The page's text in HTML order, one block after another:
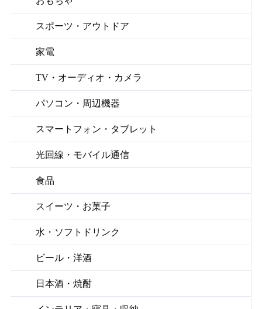
スポーツ・アウトドア
家電
TV・オーディオ・カメラ
パソコン・周辺機器
スマートフォン・タブレット
光回線・モバイル通信
食品
スイーツ・お菓子
水・ソフトドリンク
ビール・洋酒
日本酒・焼酎